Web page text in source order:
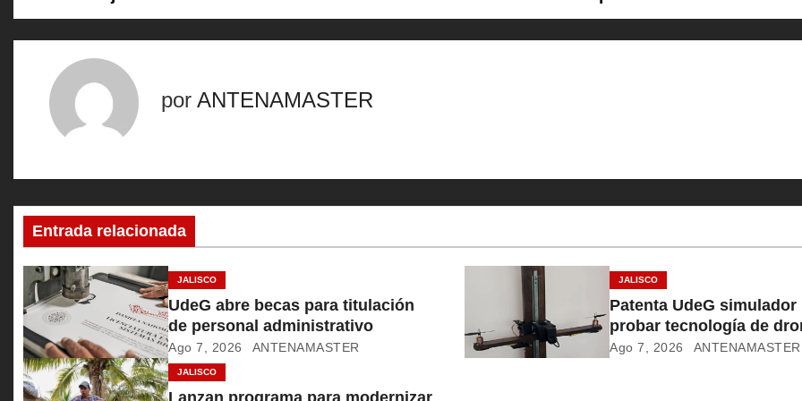
a
c
i
ó
n
d
e
por ANTENAMASTER
Entrada relacionada
JALISCO
UdeG abre becas para titulación
de personal administrativo
Ago 7, 2026 ANTENAMASTER
JALISCO
Patenta UdeG simulador
probar tecnología de
Ago 7, 2026 ANTENAMASTER
JALISCO
Lanzan programa para modernizar